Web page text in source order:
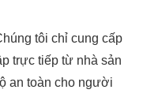
tôi chỉ cung cấp
trực tiếp từ nhà sản
an toàn cho người